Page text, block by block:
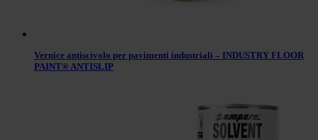
Vernice antiscivolo per pavimenti industriali – INDUSTRY FLOOR
PAINT® ANTISLIP